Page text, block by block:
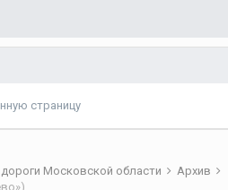
страницу
Московской области
Архив